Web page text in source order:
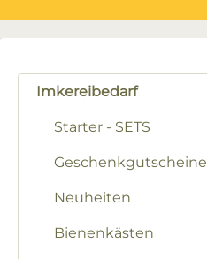
Imkereibedarf
Starter - SETS
Geschenkgutscheine
Neuheiten
Bienenkästen